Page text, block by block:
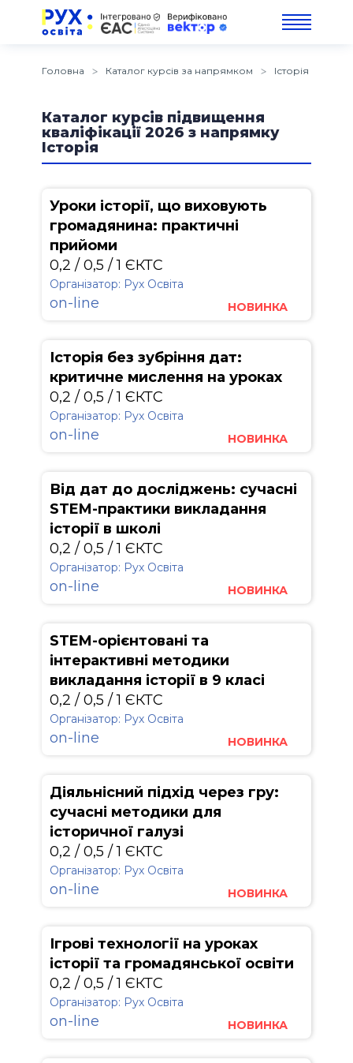
Головна Каталог курсів за напрямком Історія
Каталог курсів підвищення
кваліфікації 2026 з напрямку
Історія
Уроки історії, що виховують
громадянина: практичні
прийоми
0,2 / 0,5 / 1 ЄКТС
Організатор: Рух Освіта
on-line НОВИНКА
Історія без зубріння дат:
критичне мислення на уроках
0,2 / 0,5 / 1 ЄКТС
Організатор: Рух Освіта
on-line НОВИНКА
Від дат до досліджень: сучасні
STEM-практики викладання
історії в школі
0,2 / 0,5 / 1 ЄКТС
Організатор: Рух Освіта
on-line НОВИНКА
STEM-орієнтовані та
інтерактивні методики
викладання історії в 9 класі
0,2 / 0,5 / 1 ЄКТС
Організатор: Рух Освіта
on-line НОВИНКА
Діяльнісний підхід через гру:
сучасні методики для
історичної галузі
0,2 / 0,5 / 1 ЄКТС
Організатор: Рух Освіта
on-line НОВИНКА
Ігрові технології на уроках
історії та громадянської освіти
0,2 / 0,5 / 1 ЄКТС
Організатор: Рух Освіта
on-line НОВИНКА